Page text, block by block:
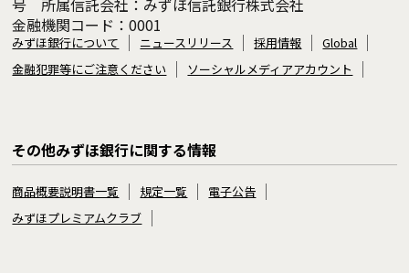
号 所属信託会社：みずほ信託銀行株式会社
金融機関コード：0001
みずほ銀行について ニュースリリース 採用情報
Global
金融犯罪等にご注意ください
ソーシャルメディアアカウント
その他みずほ銀行に関する情報
商品概要説明書一覧 規定一覧
電子公告
みずほプレミアムクラブ